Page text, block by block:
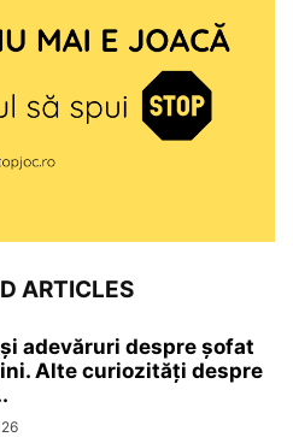
ARTICLES
adevăruri despre șofat
Alte curiozități despre